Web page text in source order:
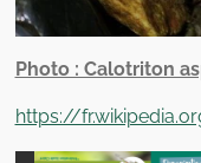
Photo : Calotriton
https://